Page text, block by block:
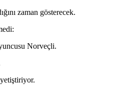
zaman gösterecek.
Norveçli.